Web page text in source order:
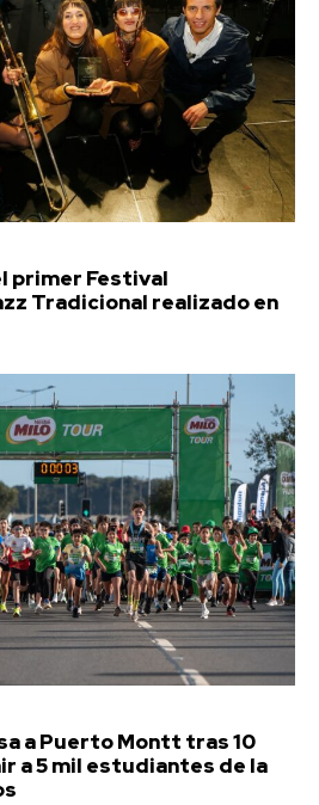
primer Festival
Tradicional realizado en
a Puerto Montt tras 10
a 5 mil estudiantes de la